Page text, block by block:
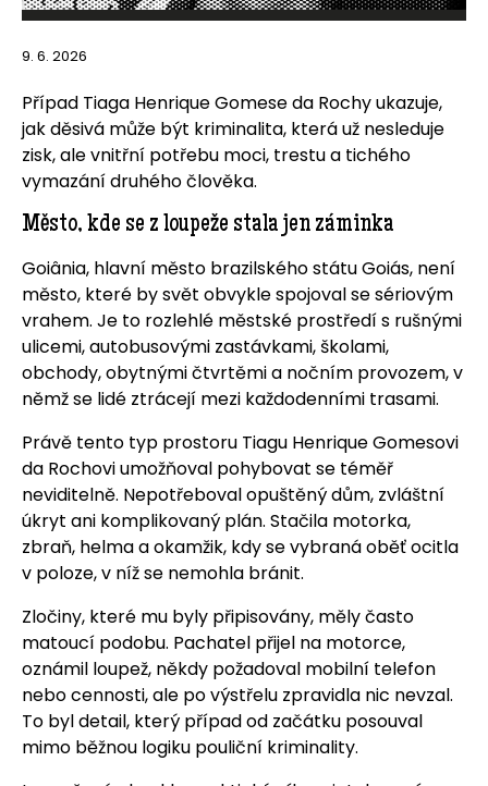
9. 6. 2026
Případ Tiaga Henrique Gomese da Rochy ukazuje,
jak děsivá může být kriminalita, která už nesleduje
zisk, ale vnitřní potřebu moci, trestu a tichého
vymazání druhého člověka.
Město, kde se z loupeže stala jen záminka
Goiânia, hlavní město brazilského státu Goiás, není
město, které by svět obvykle spojoval se sériovým
vrahem. Je to rozlehlé městské prostředí s rušnými
ulicemi, autobusovými zastávkami, školami,
obchody, obytnými čtvrtěmi a nočním provozem, v
němž se lidé ztrácejí mezi každodenními trasami.
Právě tento typ prostoru Tiagu Henrique Gomesovi
da Rochovi umožňoval pohybovat se téměř
neviditelně. Nepotřeboval opuštěný dům, zvláštní
úkryt ani komplikovaný plán. Stačila motorka,
zbraň, helma a okamžik, kdy se vybraná oběť ocitla
v poloze, v níž se nemohla bránit.
Zločiny, které mu byly připisovány, měly často
matoucí podobu. Pachatel přijel na motorce,
oznámil loupež, někdy požadoval mobilní telefon
nebo cennosti, ale po výstřelu zpravidla nic nevzal.
To byl detail, který případ od začátku posouval
mimo běžnou logiku pouliční kriminality.